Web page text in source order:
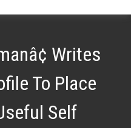
Writes
To Place
Self